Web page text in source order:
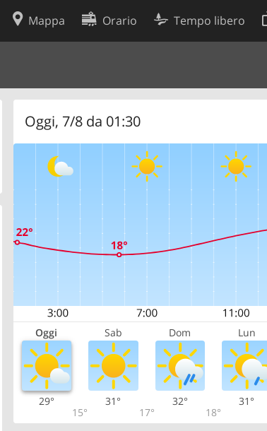
Mappa Orario Tempo libero
Oggi, 7/8 da 01:30
Oggi Sab Dom Lun
29°
15°
31°
17°
32°
18°
31°
Preferenze cookie